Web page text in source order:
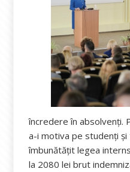
încredere în absolvenți.
a-i motiva pe studenți
îmbunătățit legea
la 2080 lei brut